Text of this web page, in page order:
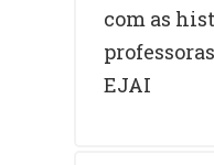
com as
EJAI